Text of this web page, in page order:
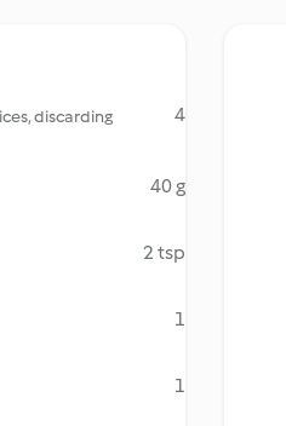
discarding
4
40 g
2 tsp
1
1